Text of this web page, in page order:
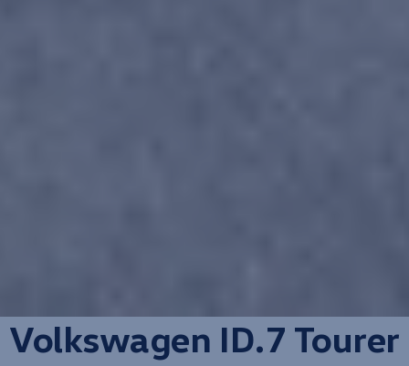
Volkswagen ID.7 Tourer